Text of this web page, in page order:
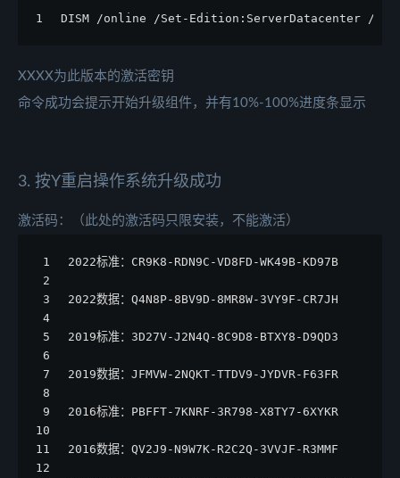
1 DISM /online /Set-Edition:ServerDatacenter /
XXXX为此版本的激活密钥
命令成功会提示开始升级组件，并有10%-100%进度条显示
3. 按Y重启操作系统升级成功
激活码：（此处的激活码只限安装，不能激活）
1
2
3
4
5
6
7
8
9
10
11
12
2022标准：CR9K8-RDN9C-VD8FD-WK49B-KD97B
2022数据：Q4N8P-8BV9D-8MR8W-3VY9F-CR7JH
2019标准：3D27V-J2N4Q-8C9D8-BTXY8-D9QD3
2019数据：JFMVW-2NQKT-TTDV9-JYDVR-F63FR
2016标准：PBFFT-7KNRF-3R798-X8TY7-6XYKR
2016数据：QV2J9-N9W7K-R2C2Q-3VVJF-R3MMF